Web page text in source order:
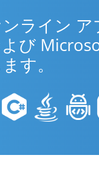
ライン ア
よび
す。